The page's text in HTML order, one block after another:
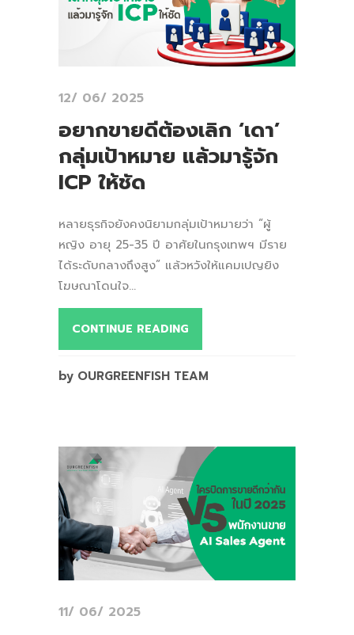
12/ 06/ 2025
อยากขายดีต้องเลิก ‘เดา’
กลุ่มเป้าหมาย แล้วมารู้จัก
ICP ให้ชัด
หลายธุรกิจยังคงนิยามกลุ่มเป้าหมายว่า “ผู้
หญิง อายุ 25-35 ปี อาศัยในกรุงเทพฯ มีราย
ได้ระดับกลางถึงสูง” แล้วหวังให้แคมเปญยิง
โฆษณาโดนใจ...
CONTINUE READING
by OURGREENFISH TEAM
11/ 06/ 2025